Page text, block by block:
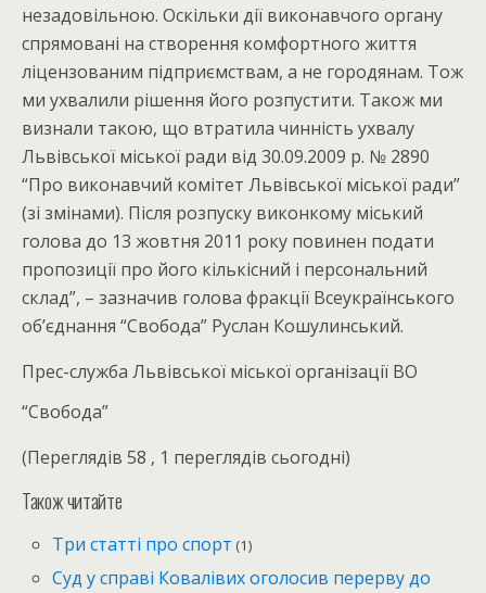
незадовільною. Оскільки дії виконавчого органу
спрямовані на створення комфортного життя
ліцензованим підприємствам, а не городянам. Тож
ми ухвалили рішення його розпустити. Також ми
визнали такою, що втратила чинність ухвалу
Львівської міської ради від 30.09.2009 р. № 2890
“Про виконавчий комітет Львівської міської ради”
(зі змінами). Після розпуску виконкому міський
голова до 13 жовтня 2011 року повинен подати
пропозиції про його кількісний і персональний
склад”, – зазначив голова фракції Всеукраїнського
об’єднання “Свобода” Руслан Кошулинський.
Прес-служба Львівської міської організації ВО
“Свобода”
(Переглядів 58 , 1 переглядів сьогодні)
Також читайте
Три статті про спорт (1)
Суд у справі Ковалівих оголосив перерву до